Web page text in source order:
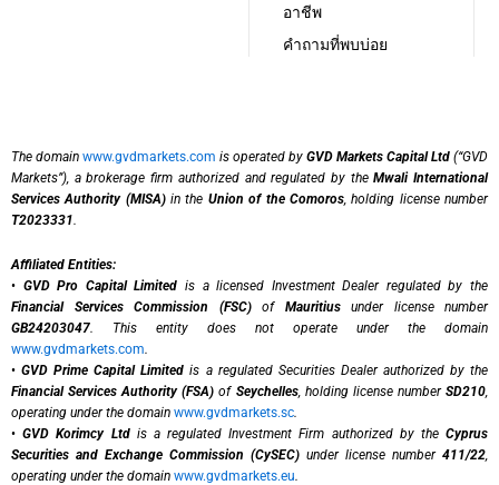
อาชีพ
คำถามที่พบบ่อย
The domain www.gvdmarkets.com is operated by GVD Markets Capital Ltd (“GVD
Markets”), a brokerage firm authorized and regulated by theMwali International
Services Authority (MISA)in the Union of the Comoros, holding license number
T2023331.
Affiliated Entities:
• GVD Pro Capital Limited is a licensed Investment Dealer regulated by the
Financial Services Commission (FSC)of Mauritiusunder license number
GB24203047. This entity does not operate under the domain
www.gvdmarkets.com.
•GVD Prime Capital Limited is a regulated Securities Dealer authorized by the
Financial Services Authority (FSA) of Seychelles, holding license numberSD210,
operating under the domain www.gvdmarkets.sc.
•GVD Korimcy Ltdis a regulated Investment Firm authorized by theCyprus
Securities and Exchange Commission (CySEC) under license number 411/22,
operating under the domain www.gvdmarkets.eu.